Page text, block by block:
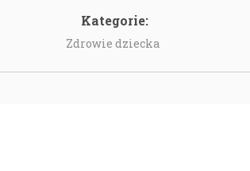
Kategorie:
Zdrowie dziecka